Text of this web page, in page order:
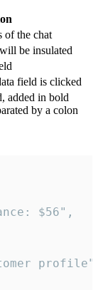
of the chat
be insulated
field is clicked
added in bold
by a colon
$56",